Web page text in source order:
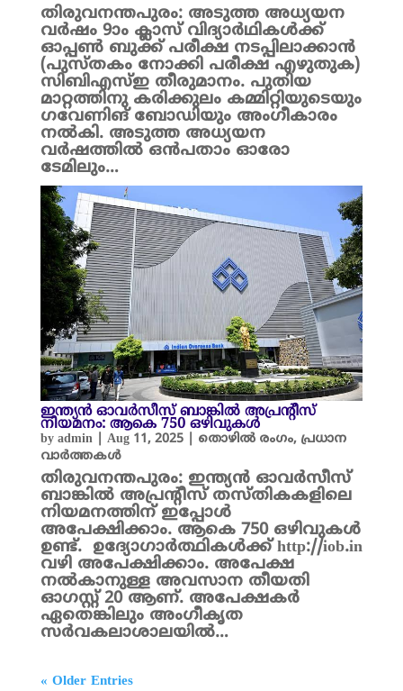
തിരുവനന്തപുരം: അടുത്ത അധ്യയന
വർഷം 9ാം ക്ലാസ് വിദ്യാർഥികൾക്ക്
ഓപ്പൺ ബുക്ക് പരീക്ഷ നടപ്പിലാക്കാൻ
(പുസ്തകം നോക്കി പരീക്ഷ എഴുതുക)
സിബിഎസ്ഇ തീരുമാനം. പുതിയ
മാറ്റത്തിനു കരിക്കുലം കമ്മിറ്റിയുടെയും
ഗവേണിങ് ബോഡിയും അംഗീകാരം
നൽകി. അടുത്ത അധ്യയന
വർഷത്തിൽ ഒൻപതാം ഓരോ
ടേമിലും…
ഇന്ത്യന്‍ ഓവര്‍സീസ് ബാങ്കിൽ അപ്രന്റീസ്
നിയമനം: ആകെ 750 ഒഴിവുകൾ
by admin| Aug 11, 2025| തൊഴിൽ രംഗം, പ്രധാന
വാർത്തകൾ
തിരുവനന്തപുരം: ഇന്ത്യന്‍ ഓവര്‍സീസ്
ബാങ്കിൽ അപ്രന്റീസ് തസ്തികകളിലെ
നിയമനത്തിന് ഇപ്പോൾ
അപേക്ഷിക്കാം. ആകെ 750 ഒഴിവുകൾ
ഉണ്ട്. ഉദ്യോഗാര്‍ത്ഥികള്‍ക്ക് http://iob.in
വഴി അപേക്ഷിക്കാം. അപേക്ഷ
നൽകാനുള്ള അവസാന തീയതി
ഓഗസ്റ്റ് 20 ആണ്. അപേക്ഷകർ
ഏതെങ്കിലും അംഗീകൃത
സര്‍വകലാശാലയില്‍…
« Older Entries